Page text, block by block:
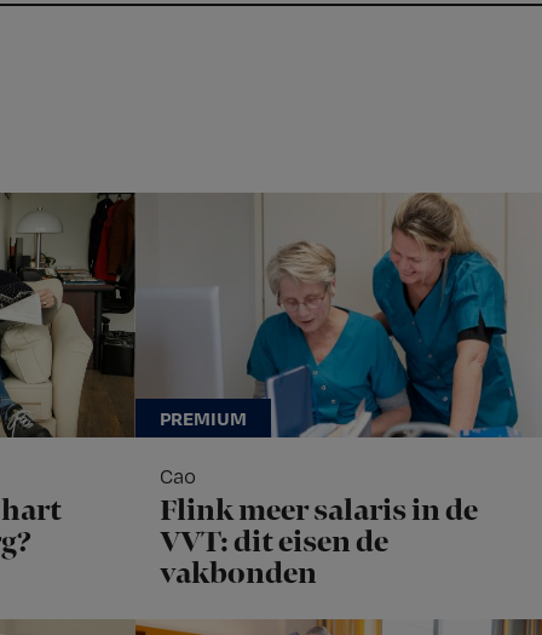
hart
Cao
Flink meer salaris in de
VVT: dit eisen de
vakbonden